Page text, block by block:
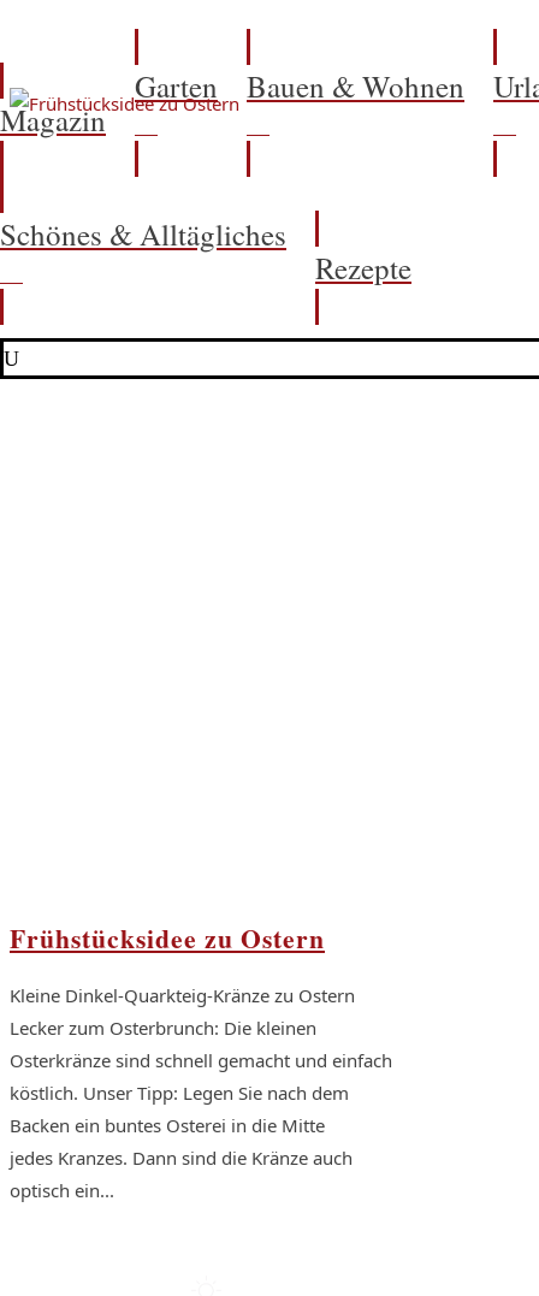
Magazin
Garten Bauen & Wohnen
Schönes & Alltägliches
Rezepte
U
Frühstücksidee zu Ostern
Kleine Dinkel-Quarkteig-Kränze zu Ostern
Lecker zum Osterbrunch: Die kleinen
Osterkränze sind schnell gemacht und einfach
köstlich. Unser Tipp: Legen Sie nach dem
Backen ein buntes Osterei in die Mitte
jedes Kranzes. Dann sind die Kränze auch
optisch ein...